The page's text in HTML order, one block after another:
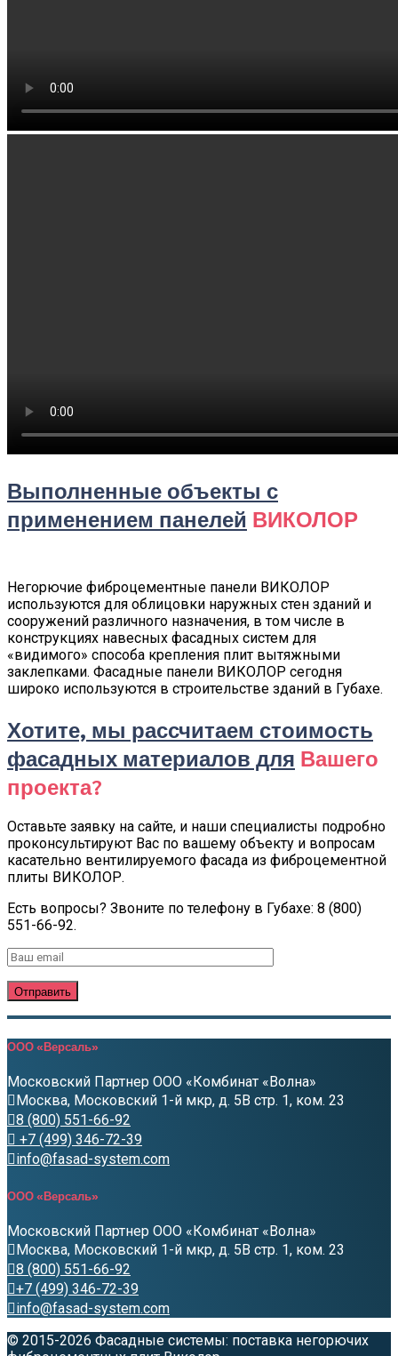
Выполненные объекты с
применением панелей ВИКОЛОР
Негорючие фиброцементные панели ВИКОЛОР
используются для облицовки наружных стен зданий и
сооружений различного назначения, в том числе в
конструкциях навесных фасадных систем для
«видимого» способа крепления плит вытяжными
заклепками. Фасадные панели ВИКОЛОР сегодня
широко используются в строительстве зданий в Губахе.
Хотите, мы рассчитаем стоимость
фасадных материалов для Вашего
проекта?
Оставьте заявку на сайте, и наши специалисты подробно
проконсультируют Вас по вашему объекту и вопросам
касательно вентилируемого фасада из фиброцементной
плиты ВИКОЛОР.
Есть вопросы? Звоните по телефону в Губахе: 8 (800)
551-66-92.
ООО «Версаль»
Московский Партнер ООО «Комбинат «Волна»
Москва, Московский 1-й мкр, д. 5В стр. 1, ком. 23
8 (800) 551-66-92
+7 (499) 346-72-39
info@fasad-system.com
ООО «Версаль»
Московский Партнер ООО «Комбинат «Волна»
Москва, Московский 1-й мкр, д. 5В стр. 1, ком. 23
8 (800) 551-66-92
+7 (499) 346-72-39
info@fasad-system.com
© 2015-2026 Фасадные системы: поставка негорючих